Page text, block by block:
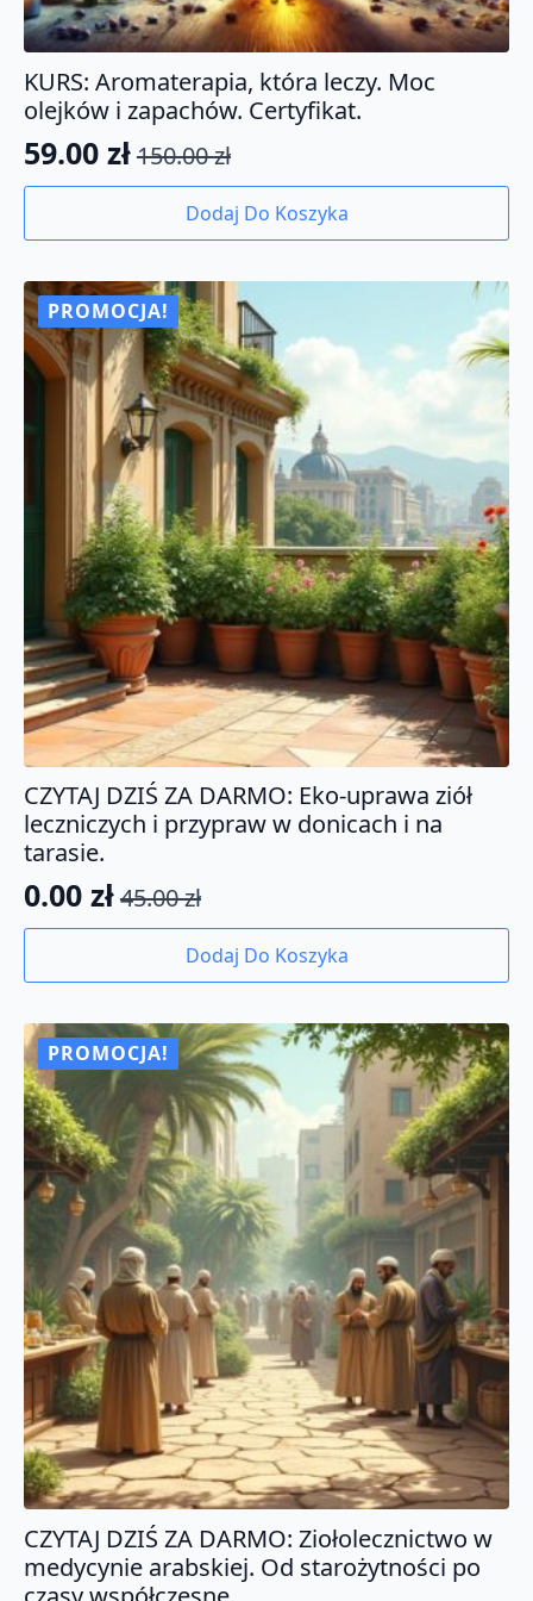
KURS: Aromaterapia, która leczy. Moc
olejków i zapachów. Certyfikat.
150.00zł
Pierwotna
wynosiła:
150.00 zł.
59.00 zł
Aktualna
wynosi:
59.00 zł.
Dodaj Do Koszyka
PROMOCJA!
CZYTAJ DZIŚ ZA DARMO: Eko-uprawa ziół
leczniczych i przypraw w donicach i na
tarasie.
45.00zł
Pierwotna
wynosiła:
45.00 zł.
0.00 zł
Aktualna
wynosi:
0.00 zł.
Dodaj Do Koszyka
PROMOCJA!
CZYTAJ DZIŚ ZA DARMO: Ziołolecznictwo w
medycynie arabskiej. Od starożytności po